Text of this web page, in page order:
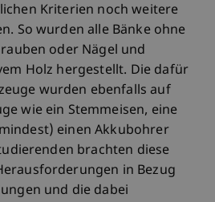
Kriterien noch weitere
So wurden alle Bänke ohne
oder Nägel und
Holz hergestellt. Die dafür
wurden ebenfalls auf
wie ein Stemmeisen, eine
einen Akkubohrer
brachten diese
in Bezug
und die dabei